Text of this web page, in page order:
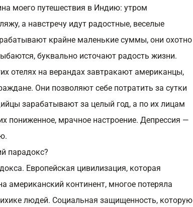
моего путешествия в Индию: утром
а навстречу идут радостные, веселые
крайне маленькие суммы, они охотно
буквально источают радость жизни.
отелях на верандах завтракают американцы,
Они позволяют себе потратить за сутки
зарабатывают за целый год, а по их лицам
пониженное, мрачное настроение. Депрессия —
парадокс?
Европейская цивилизация, которая
американский континент, многое потеряла
людей. Социальная защищенность, которую